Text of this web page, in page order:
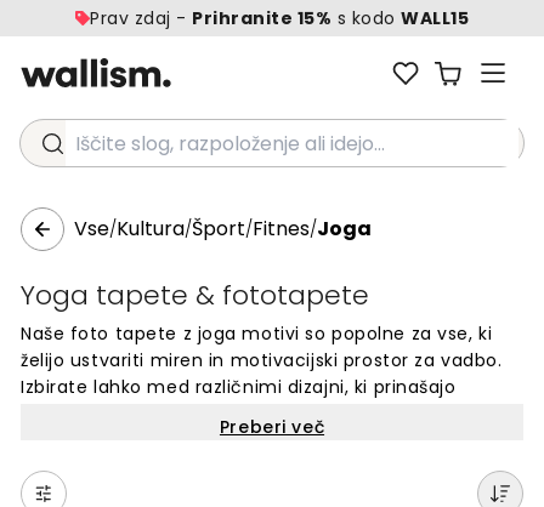
Prav zdaj - Prihranite 15% s kodo WALL15
Iščite slog, razpoloženje ali idejo...
Vse/Kultura/Šport/Fitnes/Joga
Yoga tapete & fototapete
Naše foto tapete z joga motivi so popolne za vse, ki
želijo ustvariti miren in motivacijski prostor za vadbo.
Izbirate lahko med različnimi dizajni, ki prinašajo
sproščujočo atmosfero v vaš dom ali fitnes studio.
Vsaka tapeta je narejena po meri vaše stene in
enostavna za namestitev. Z našimi joga tapetami
boste spremenili navadno steno v prostor, ki vas
Preberi več